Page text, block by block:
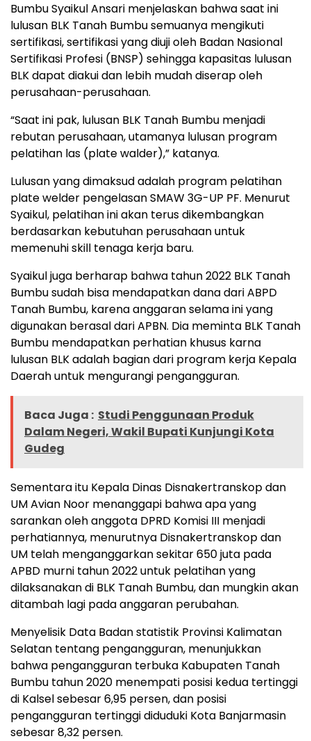
Bumbu Syaikul Ansari menjelaskan bahwa saat ini
lulusan BLK Tanah Bumbu semuanya mengikuti
sertifikasi, sertifikasi yang diuji oleh Badan Nasional
Sertifikasi Profesi (BNSP) sehingga kapasitas lulusan
BLK dapat diakui dan lebih mudah diserap oleh
perusahaan-perusahaan.
“Saat ini pak, lulusan BLK Tanah Bumbu menjadi
rebutan perusahaan, utamanya lulusan program
pelatihan las (plate walder),” katanya.
Lulusan yang dimaksud adalah program pelatihan
plate welder pengelasan SMAW 3G-UP PF. Menurut
Syaikul, pelatihan ini akan terus dikembangkan
berdasarkan kebutuhan perusahaan untuk
memenuhi skill tenaga kerja baru.
Syaikul juga berharap bahwa tahun 2022 BLK Tanah
Bumbu sudah bisa mendapatkan dana dari ABPD
Tanah Bumbu, karena anggaran selama ini yang
digunakan berasal dari APBN. Dia meminta BLK Tanah
Bumbu mendapatkan perhatian khusus karna
lulusan BLK adalah bagian dari program kerja Kepala
Daerah untuk mengurangi pengangguran.
Baca Juga : Studi Penggunaan Produk
Dalam Negeri, Wakil Bupati Kunjungi Kota
Gudeg
Sementara itu Kepala Dinas Disnakertranskop dan
UM Avian Noor menanggapi bahwa apa yang
sarankan oleh anggota DPRD Komisi III menjadi
perhatiannya, menurutnya Disnakertranskop dan
UM telah menganggarkan sekitar 650 juta pada
APBD murni tahun 2022 untuk pelatihan yang
dilaksanakan di BLK Tanah Bumbu, dan mungkin akan
ditambah lagi pada anggaran perubahan.
Menyelisik Data Badan statistik Provinsi Kalimatan
Selatan tentang pengangguran, menunjukkan
bahwa pengangguran terbuka Kabupaten Tanah
Bumbu tahun 2020 menempati posisi kedua tertinggi
di Kalsel sebesar 6,95 persen, dan posisi
pengangguran tertinggi diduduki Kota Banjarmasin
sebesar 8,32 persen.